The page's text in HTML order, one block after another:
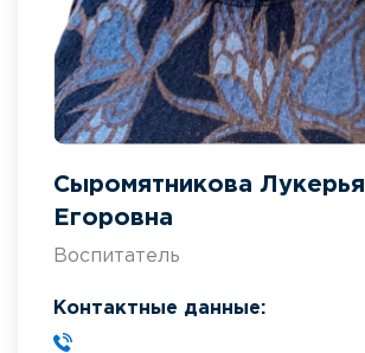
Сыромятникова Лукерья
Егоровна
Воспитатель
Контактные данные: